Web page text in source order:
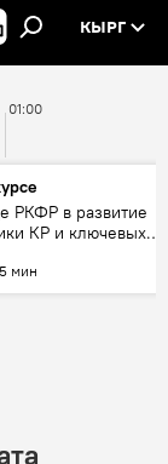
КЫРГ
01:00
РКФР в развитие
КР и ключевых
мин